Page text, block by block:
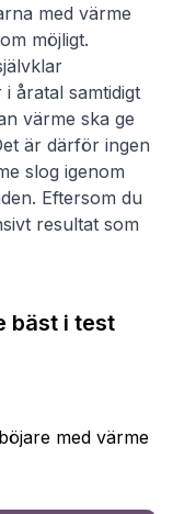
med värme
möjligt.
åratal samtidigt
värme ska ge
är därför ingen
slog igenom
Eftersom du
resultat som
bäst i test
med värme